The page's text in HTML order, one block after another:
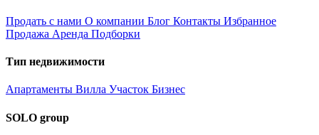
Продать с нами О компании Блог Контакты Избранное
Продажа Аренда Подборки
Тип недвижимости
Апартаменты Вилла Участок Бизнес
SOLO group